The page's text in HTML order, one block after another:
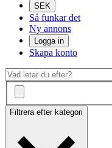
SEK
Så funkar det
Ny annons
Logga in
Skapa konto
Filtrera efter kategori